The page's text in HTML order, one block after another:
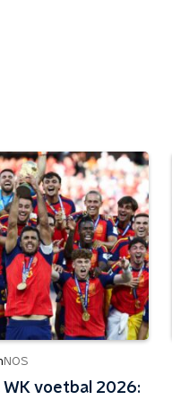
NOS
WK voetbal 2026: